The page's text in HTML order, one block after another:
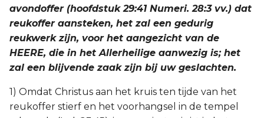
avondoffer (hoofdstuk 29:41 Numeri. 28:3 vv.) dat
reukoffer aansteken, het zal een gedurig
reukwerk zijn, voor het aangezicht van de
HEERE, die in het Allerheilige aanwezig is; het
zal een blijvende zaak zijn bij uw geslachten.
1) Omdat Christus aan het kruis ten tijde van het
reukoffer stierf en het voorhangsel in de tempel